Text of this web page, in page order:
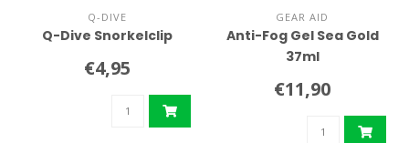
Q-DIVE
Q-Dive Snorkelclip
€4,95
GEAR AID
Anti-Fog Gel Sea Gold
37ml
€11,90